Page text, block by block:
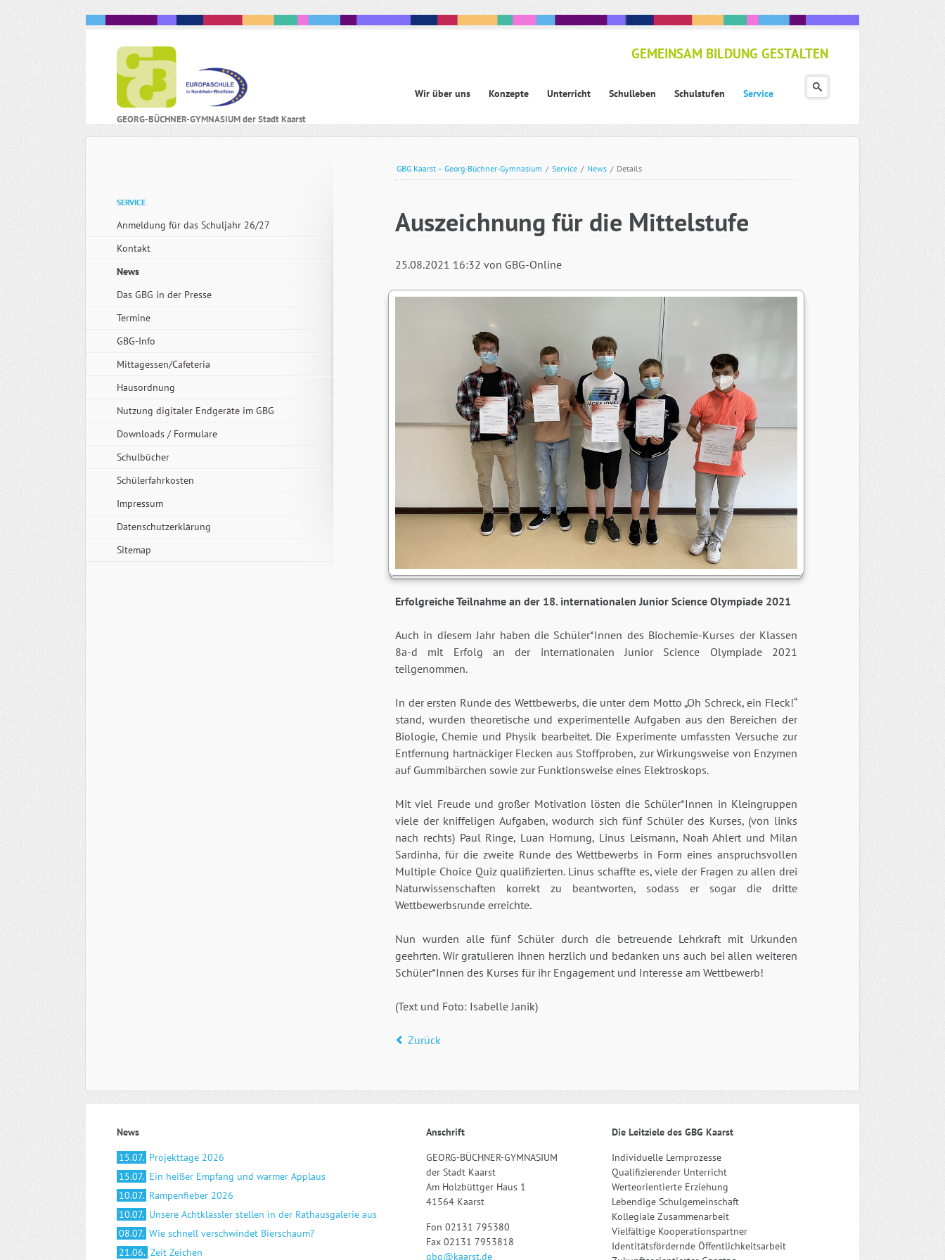
GEORG-BÜCHNER-GYMNASIUM der Stadt Kaarst
Navigation
Wir über uns Konzepte Unterricht Schulleben Schulstufen Service
Navigation
GEMEINSAM BILDUNG GESTALTEN
GBG Kaarst – Georg-Büchner-Gymnasium / Service / News / Details
Auszeichnung für die Mittelstufe
25.08.2021 16:32 von GBG-Online
Erfolgreiche Teilnahme an der 18. internationalen Junior Science Olympiade 2021
Auch in diesem Jahr haben die Schüler*Innen des Biochemie-Kurses der Klassen
8a-d mit Erfolg an der internationalen Junior Science Olympiade 2021
teilgenommen.
In der ersten Runde des Wettbewerbs, die unter dem Motto „Oh Schreck, ein Fleck!“
stand, wurden theoretische und experimentelle Aufgaben aus den Bereichen der
Biologie, Chemie und Physik bearbeitet. Die Experimente umfassten Versuche zur
Entfernung hartnäckiger Flecken aus Stoffproben, zur Wirkungsweise von Enzymen
auf Gummibärchen sowie zur Funktionsweise eines Elektroskops.
Mit viel Freude und großer Motivation lösten die Schüler*Innen in Kleingruppen
viele der kniffeligen Aufgaben, wodurch sich fünf Schüler des Kurses, (von links
nach rechts) Paul Ringe, Luan Hornung, Linus Leismann, Noah Ahlert und Milan
Sardinha, für die zweite Runde des Wettbewerbs in Form eines anspruchsvollen
Multiple Choice Quiz qualifizierten. Linus schaffte es, viele der Fragen zu allen drei
Naturwissenschaften korrekt zu beantworten, sodass er sogar die dritte
Wettbewerbsrunde erreichte.
Nun wurden alle fünf Schüler durch die betreuende Lehrkraft mit Urkunden
geehrten. Wir gratulieren ihnen herzlich und bedanken uns auch bei allen weiteren
Schüler*Innen des Kurses für ihr Engagement und Interesse am Wettbewerb!
(Text und Foto: Isabelle Janik)
Zurück
Navigation
SERVICE
Anmeldung für das Schuljahr 26/27
Kontakt
News
Das GBG in der Presse
Termine
GBG-Info
Mittagessen/Cafeteria
Hausordnung
Nutzung digitaler Endgeräte im GBG
Downloads / Formulare
Schulbücher
Schülerfahrkosten
Impressum
Datenschutzerklärung
Sitemap
News
15.07. Projekttage 2026
15.07. Ein heißer Empfang und warmer Applaus
10.07. Rampenfieber 2026
10.07. Unsere Achtklässler stellen in der Rathausgalerie aus
08.07. Wie schnell verschwindet Bierschaum?
21.06. Zeit Zeichen
Anschrift
GEORG-BÜCHNER-GYMNASIUM
der Stadt Kaarst
Am Holzbüttger Haus 1
41564 Kaarst
Fon 02131 795380
Fax 02131 7953818
gbg@kaarst.de
Die Leitziele des GBG Kaarst
Individuelle Lernprozesse
Qualifizierender Unterricht
Werteorientierte Erziehung
Lebendige Schulgemeinschaft
Kollegiale Zusammenarbeit
Vielfältige Kooperationspartner
Identitätsfördernde Öffentlichkeitsarbeit